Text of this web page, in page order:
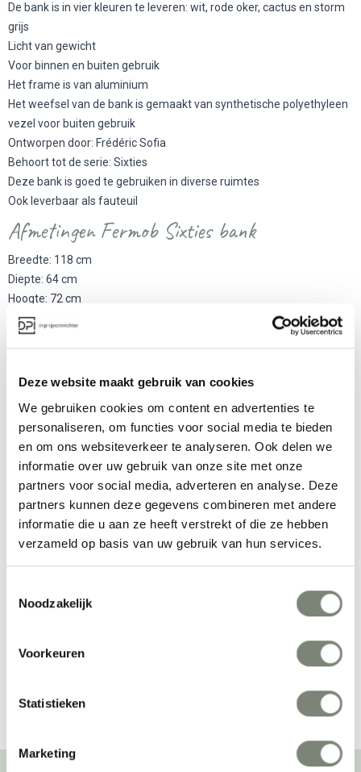
Deze website maakt gebruik van cookies
We gebruiken cookies om content en advertenties te
personaliseren, om functies voor social media te bieden
en om ons websiteverkeer te analyseren. Ook delen we
informatie over uw gebruik van onze site met onze
partners voor social media, adverteren en analyse. Deze
partners kunnen deze gegevens combineren met andere
informatie die u aan ze heeft verstrekt of die ze hebben
verzameld op basis van uw gebruik van hun services.
Noodzakelijk
Voorkeuren
Statistieken
Marketing
De bank is in vier kleuren te leveren: wit, rode oker, cactus en storm
grijs
Licht van gewicht
Voor binnen en buiten gebruik
Het frame is van aluminium
Het weefsel van de bank is gemaakt van synthetische polyethyleen
vezel voor buiten gebruik
Ontworpen door: Frédéric Sofia
Behoort tot de serie: Sixties
Deze bank is goed te gebruiken in diverse ruimtes
Ook leverbaar als fauteuil
Afmetingen Fermob Sixties bank
Breedte: 118 cm
Diepte: 64 cm
Hoogte: 72 cm
Gewicht: 6,7 kg
Meer producten van Fermob